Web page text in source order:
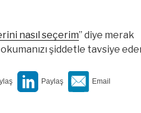
nasıl seçerim” diye merak
şiddetle tavsiye